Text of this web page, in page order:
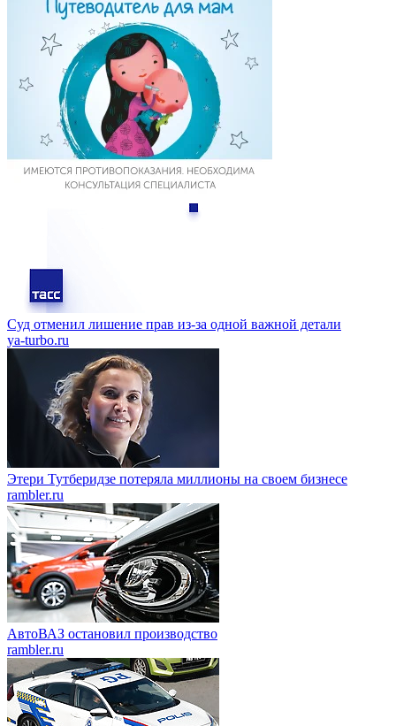
Суд отменил лишение прав из-за одной важной детали
ya-turbo.ru
Этери Тутберидзе потеряла миллионы на своем бизнесе
rambler.ru
АвтоВАЗ остановил производство
rambler.ru